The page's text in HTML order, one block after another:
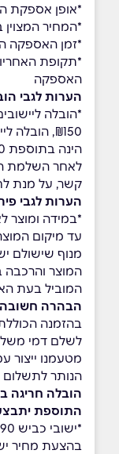
*אופן אספקת
*המחיר
*זמן האספקה הינו עד 21
האספקה
הערות לגבי
*הובלה
₪150,
הינה בתוספת ₪500
לאחר השלמת
קשר, על מנת
הערות לגבי
*במידה ומוצר
עד מיקום
מנוף שישולם
המוצר
המוביל בעת
הבהרה חשובה
בהזמנה
לשלם דמי
מטעמנו
הנותר לתשלום
הובלה חריגה
התוספת
בהצעת מחיר